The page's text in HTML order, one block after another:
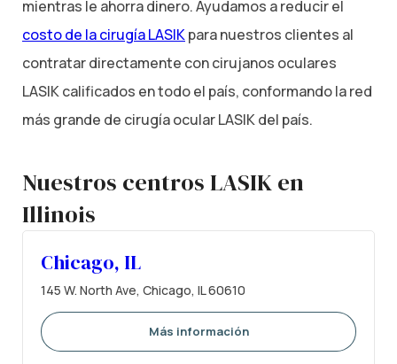
mientras le ahorra dinero. Ayudamos a reducir el
costo de la cirugía LASIKpara nuestros clientes al
contratar directamente con cirujanos oculares
LASIK calificados en todo el país, conformando la red
más grande de cirugía ocular LASIK del país.
Nuestros centros LASIK en
Illinois
Chicago, IL
145 W. North Ave, Chicago, IL 60610
Más información